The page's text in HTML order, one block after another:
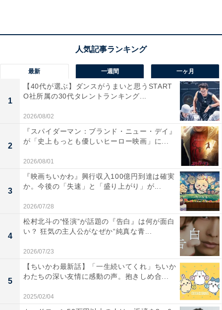
その実績はテレビ業界でも話題となり、2020年9月4日に
「ano」名義でソロ活動を開始すると、すぐにテレビ朝
日系で冠番組『あのちゃんねる』がスタート。「ゆるめ
るモ!」の活動を知らなかった人も、かわいらしいビジュ
アルと独特な話し方のキャラクターに注目し、さまざま
な番組などにいきなり登場するようになります。
急激にメディアで消費される中で、「あの」ちゃんがブ
レなかったのは、音楽という1つの軸があったからで
す。現在は、バンド・I’sとしても活動していますが、ロ
最新 一週間 一ヶ月
1
【40代が選ぶ】ダンスがうまいと思うSTART
O社所属の30代タレントランキング...
2026/08/02
2
『スパイダーマン：ブランド・ニュー・デイ』
が「史上もっとも優しいヒーロー映画」に...
2026/08/01
3
『映画ちいかわ』興行収入100億円到達は確実
か。今後の「失速」と「盛り上がり」が...
2026/07/28
4
松村北斗の“怪演”が話題の『告白』は何が面白
い？ 狂気の主人公がなぜか“純真な青...
2026/07/23
5
【ちいかわ最新話】「一生続いてくれ」ちいか
わたちの深い友情に感動の声。抱きしめ合...
2025/02/04